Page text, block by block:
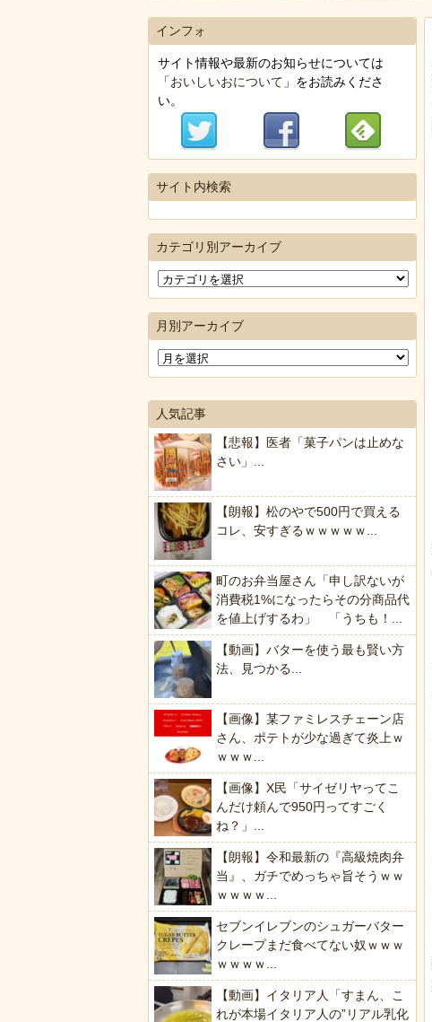
インフォ
サイト情報や最新のお知らせについては
「おいしいおについて 」をお読みくださ
い。
サイト内検索
カテゴリ別アーカイブ
月別アーカイブ
人気記事
【悲報】医者「菓子パンは止めな
さい」...
【朗報】松のやで500円で買える
コレ、安すぎるｗｗｗｗｗ...
町のお弁当屋さん「申し訳ないが
消費税1%になったらその分商品代
を値上げするわ」 「うちも！...
【動画】バターを使う最も賢い方
法、見つかる...
【画像】某ファミレスチェーン店
さん、ポテトが少な過ぎて炎上ｗ
ｗｗｗ...
【画像】X民「サイゼリヤってこ
んだけ頼んで950円ってすごく
ね？」...
【朗報】令和最新の『高級焼肉弁
当』、ガチでめっちゃ旨そうｗｗ
ｗｗｗｗ...
セブンイレブンのシュガーバター
クレープまだ食べてない奴ｗｗｗ
ｗｗｗｗ...
【動画】イタリア人「すまん、こ
れが本場イタリア人の”リアル乳化